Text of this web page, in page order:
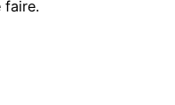
faire.